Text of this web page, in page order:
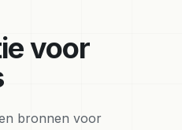
voor
bronnen voor